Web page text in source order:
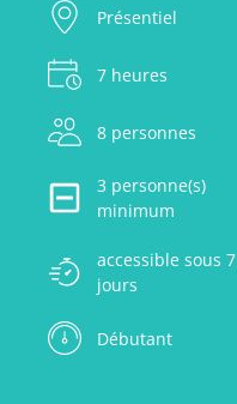
Présentiel
7 heures
8 personnes
3 personne(s)
minimum
accessible sous 7
jours
Débutant